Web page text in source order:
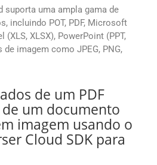
suporta uma ampla gama de
incluindo POT, PDF, Microsoft
(XLS, XLSX), PowerPoint (PPT,
imagem como JPEG, PNG,
de um PDF
um documento
imagem usando o
Cloud SDK para